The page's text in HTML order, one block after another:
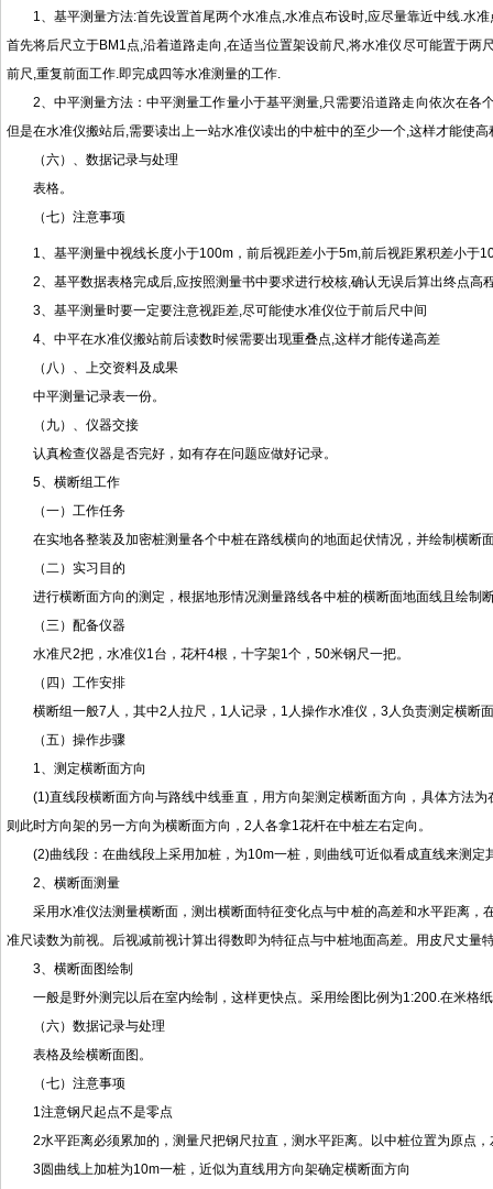
1、基平测量方法:首先设置首尾两个水准点,水准点布设时,应尽量靠近中线.水
首先将后尺立于BM1点,沿着道路走向,在适当位置架设前尺,将水准仪尽可能置于
前尺,重复前面工作.即完成四等水准测量的工作.
2、中平测量方法：中平测量工作量小于基平测量,只需要沿道路走向依次在
但是在水准仪搬站后,需要读出上一站水准仪读出的中桩中的至少一个,这样才能使高
（六）、数据记录与处理
表格。
（七）注意事项
1、基平测量中视线长度小于100m，前后视距差小于5m,前后视距累积差小于
2、基平数据表格完成后,应按照测量书中要求进行校核,确认无误后算出终点高
3、基平测量时要一定要注意视距差,尽可能使水准仪位于前后尺中间
4、中平在水准仪搬站前后读数时候需要出现重叠点,这样才能传递高差
（八）、上交资料及成果
中平测量记录表一份。
（九）、仪器交接
认真检查仪器是否完好，如有存在问题应做好记录。
5、横断组工作
（一）工作任务
在实地各整装及加密桩测量各个中桩在路线横向的地面起伏情况，并绘制横断
（二）实习目的
进行横断面方向的测定，根据地形情况测量路线各中桩的横断面地面线且绘制
（三）配备仪器
水准尺2把，水准仪1台，花杆4根，十字架1个，50米钢尺一把。
（四）工作安排
横断组一般7人，其中2人拉尺，1人记录，1人操作水准仪，3人负责测定横断
（五）操作步骤
1、测定横断面方向
(1)直线段横断面方向与路线中线垂直，用方向架测定横断面方向，具体方法
则此时方向架的另一方向为横断面方向，2人各拿1花杆在中桩左右定向。
(2)曲线段：在曲线段上采用加桩，为10m一桩，则曲线可近似看成直线来测定
2、横断面测量
采用水准仪法测量横断面，测出横断面特征变化点与中桩的高差和水平距离
准尺读数为前视。后视减前视计算出得数即为特征点与中桩地面高差。用皮尺丈量
3、横断面图绘制
一般是野外测完以后在室内绘制，这样更快点。采用绘图比例为1:200.在米格
（六）数据记录与处理
表格及绘横断面图。
（七）注意事项
1注意钢尺起点不是零点
2水平距离必须累加的，测量尺把钢尺拉直，测水平距离。以中桩位置为原点
3圆曲线上加桩为10m一桩，近似为直线用方向架确定横断面方向